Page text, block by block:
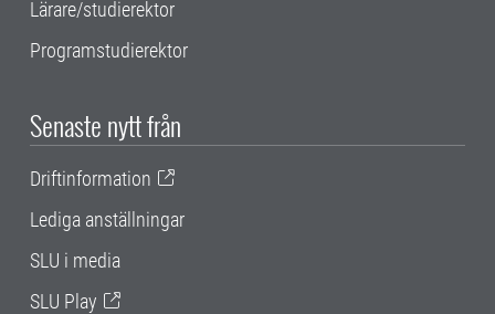
Lärare/studierektor
Programstudierektor
Senaste nytt från
Driftinformation
Lediga anställningar
SLU i media
SLU Play